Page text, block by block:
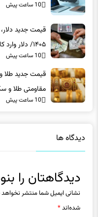
10 ساعت پیش
۱۴۰۵/ دلار وارد کانال جدید قیمتی شد + جدول
10 ساعت پیش
مقاومتی طلا
10 ساعت پیش
دیدگاه ها
دیدگاهتان را
نشانی ایمیل شما منتشر
شده‌اند*